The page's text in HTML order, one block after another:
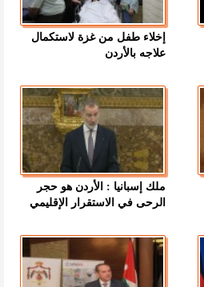
إخلاء طفل من غزة لاستكمال
علاجه بالأردن
ملك إسبانيا : الأردن هو حجر
الرحى في الاستقرار الإقليمي